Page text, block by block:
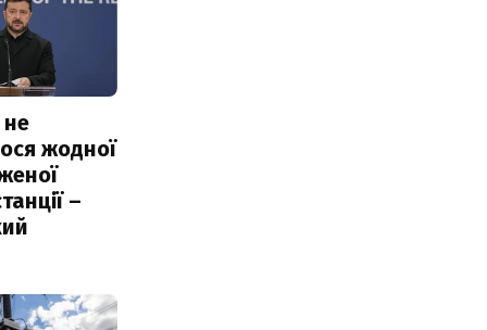
не
жодної
–